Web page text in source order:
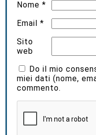
Nome*
Email*
Sito
web
Do il mio
miei dati (nome,
commento.